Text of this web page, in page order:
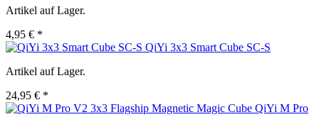
Artikel auf Lager.
4,95 € *
QiYi 3x3 Smart Cube SC-S
Artikel auf Lager.
24,95 € *
QiYi M Pro